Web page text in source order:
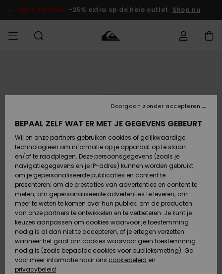
Productinformatie
SALE ON SALE -25% extra op de hele outlet Shop nu
Accessoires
Schoenen &
Slippers
Surf /
Water
Snow
Nieuw
JONGENS
Accessoires
Schoenen &
Slippers
Surf /
Water
Sneeuw
Nieuw
DAMES
Highlights
Snow
SURF
Surf Shop
Highlights
Community
SNOW
Snow Shop
Dames
Snow Shop
Highlights
Gemeenschap
SALE ON
SALE
Kinderen
VROUW
OUTLET
Regio- En
Taalinstellingen
Retouren
Betaling
Giftcard
Quiksilver
Freedom
Gegevensbescherming
BEPAAL ZELF WAT ER MET JE GEGEVENS GEBEURT
Wij en onze partners gebruiken cookies of gelijkwaardige
technologieën om informatie op je apparaat op te slaan
en/of te raadplegen. Deze persoonsgegevens (zoals je
navigatiegegevens en je IP-adres) kunnen worden gebruikt
om je gepersonaliseerde publicaties en content te
presenteren; om de prestaties van advertenties en content te
meten; om gepersonaliseerde advertenties te leveren; om
meer te weten te komen over hun publiek; om de producten
van onze partners te ontwikkelen en te verbeteren. Je kunt je
keuzes aanpassen om cookies waarvoor je toestemming
nodig is al dan niet te accepteren, of je ertegen verzetten
wanneer het gaat om cookies waarvoor geen toestemming
nodig is (zoals bepaalde cookies voor publieksmeting). Ga
voor meer informatie naar ons cookiebeleid en
privacybeleid
Doorgaan zonder accepteren